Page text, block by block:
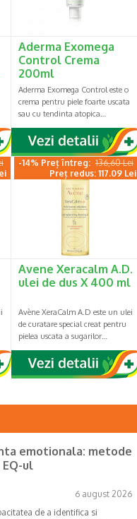
Aderma Exomega
Control Crema
200ml
Aderma Exomega Control este o
crema pentru piele foarte uscata
sau cu tendinta atopica…
-14% Preț întreg: 136,60 Lei
Preț redus: 117.09 Lei
Avene Xeracalm A.D.
ulei de dus X 400 ml
Avène XeraCalm A.D este un ulei
de curatare special creat pentru
pielea uscata a sugarilor…
emotionala: metode
ul
6 august 2026
de a identifica si